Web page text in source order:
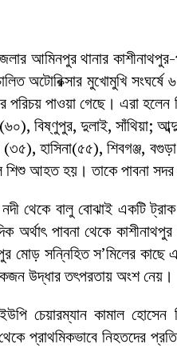
আমিনপুর থানার
অটোরিক্সার মুখোমুখি
পরিচয় পাওয়া গেছে। এরা
বিষ্ণুপুর, দুলাই, সাঁথিয়া;
(৩৫), হাসিনা(৫৫), শিবগঞ্জ,
আহত হয়। তাকে পাবনা সদর
নদী থেকে বালু বোঝাই একটি
পাবনা থেকে
মোড় সন্নিহিত স’মিলের
উদ্ধার তৎপরতায় অংশ নেয়।
চেয়ারম্যান কামাল হোসেন
প্রাথমিকভাবে নিহতদের